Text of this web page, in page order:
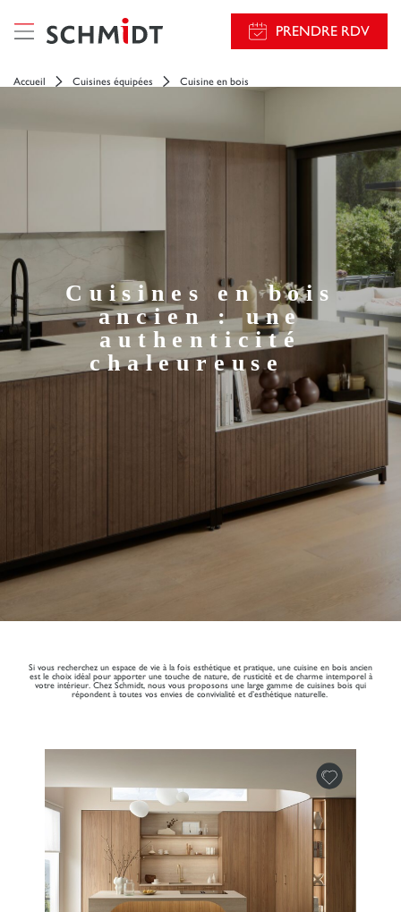
PRENDRE RDV
Accueil Cuisines équipées Cuisine en bois
Cuisines en bois
ancien : une
authenticité
chaleureuse
Si vous recherchez un espace de vie à la fois esthétique et pratique, une cuisine en bois ancien
est le choix idéal pour apporter une touche de nature, de rusticité et de charme intemporel à
votre intérieur. Chez Schmidt, nous vous proposons une large gamme de cuisines bois qui
répondent à toutes vos envies de convivialité et d’esthétique naturelle.